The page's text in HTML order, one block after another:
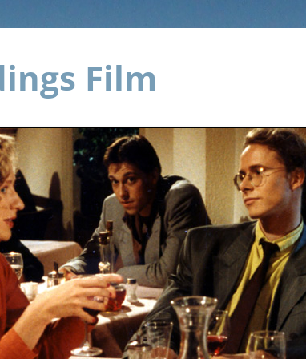
Film